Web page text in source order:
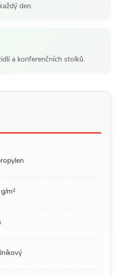
den.
a konferenčních stolků.
m²